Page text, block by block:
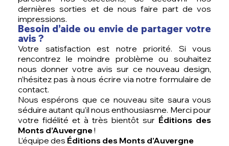
dernières sorties et de nous faire part de vos
impressions.
Besoin d’aide ou envie de partager votre
avis ?
Votre satisfaction est notre priorité. Si vous
rencontrez le moindre problème ou souhaitez
nous donner votre avis sur ce nouveau design,
n’hésitez pas à nous écrire via notre formulaire de
contact.
Nous espérons que ce nouveau site saura vous
séduire autant qu’il nous enthousiasme. Merci pour
votre fidélité et à très bientôt sur Éditions des
Monts d’Auvergne!
L’équipe des Éditions des Monts d’Auvergne